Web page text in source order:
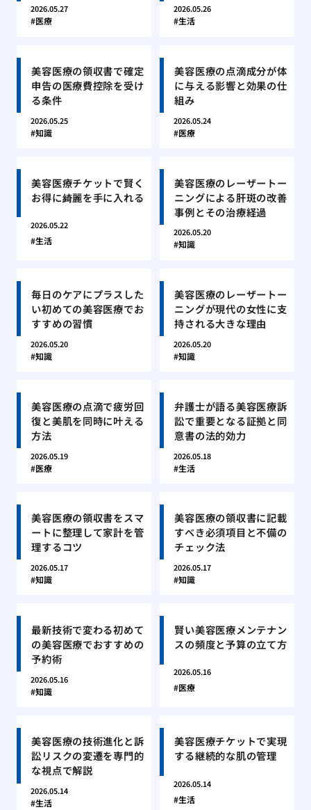
2026.05.27
医療
2026.05.26
生活
美容医療の領収書で確定
申告の医療費控除を受け
る条件
2026.05.25
知識
美容医療の点滴成分が体
に与える影響と効果の仕
組み
2026.05.24
医療
美容医療チケットで賢く
お得に綺麗を手に入れる
2026.05.22
生活
美容医療のレーザートー
ニングによる肝斑の改善
事例とその治療経過
2026.05.20
知識
毎日のケアにプラスした
い初めての美容医療でお
すすめの習慣
2026.05.20
知識
美容医療のレーザートー
ニングが現代の女性に支
持される大きな理由
2026.05.20
知識
美容医療の点滴で疲労回
復と美肌を同時に叶える
方法
2026.05.19
医療
弁護士が語る美容医療訴
訟で重要となる証拠と同
意書の法的効力
2026.05.18
生活
美容医療の領収書をスマ
ートに整理して家計を管
理するコツ
2026.05.17
知識
美容医療の領収書に記載
すべき必須項目と不備の
チェック法
2026.05.17
知識
最新技術で変わる初めて
の美容医療でおすすめの
予約術
2026.05.16
知識
賢い美容医療メンテナン
スの頻度と予算の立て方
2026.05.16
医療
美容医療の技術進化と訴
訟リスクの変遷を専門的
な視点で解説
2026.05.14
生活
美容医療チケットで実現
する継続的な肌の管理
2026.05.14
生活